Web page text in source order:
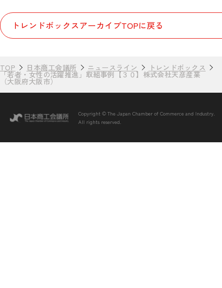
トレンドボックスアーカイブTOPに戻る
TOP 日本商工会議所 ニュースライン トレンドボックス
「若者・女性の活躍推進」取組事例【３０】株式会社天彦産業
（大阪府大阪市）
Copyright © The Japan Chamber of Commerce and Industry.
All rights reserved.